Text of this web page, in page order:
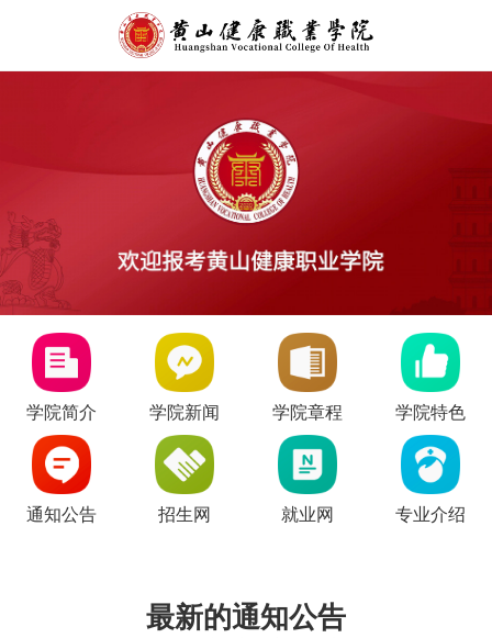
学院简介 学院新闻 学院章程 学院特色
通知公告 招生网 就业网 专业介绍
最新的通知公告